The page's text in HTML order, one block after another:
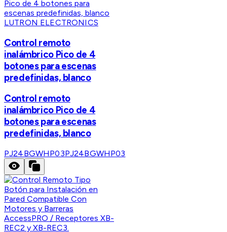
LUTRON ELECTRONICS
Control remoto
inalámbrico Pico de 4
botones para escenas
predefinidas, blanco
Control remoto
inalámbrico Pico de 4
botones para escenas
predefinidas, blanco
PJ24BGWHP03PJ24BGWHP03